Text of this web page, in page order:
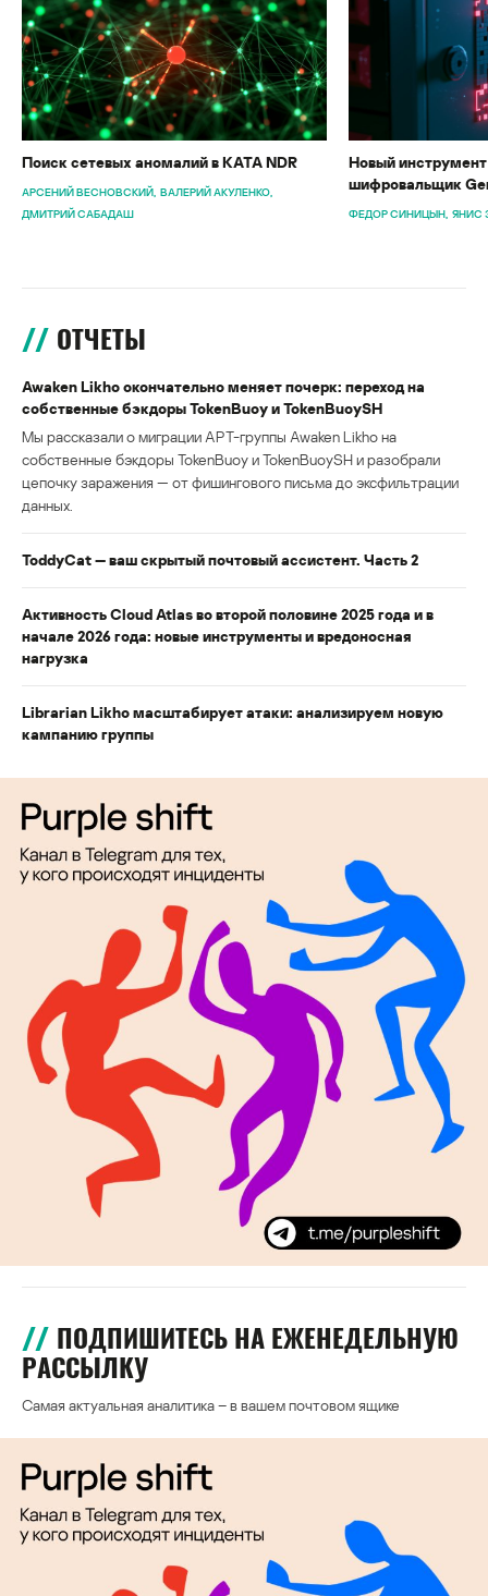
Поиск сетевых аномалий в KATA NDR
АРСЕНИЙ ВЕСНОВСКИЙ ВАЛЕРИЙ АКУЛЕНКО
ДМИТРИЙ САБАДАШ
Новый
шифровальщик
ФЕДОР СИНИЦЫН ЯНИС
ОТЧЕТЫ
Awaken Likho окончательно меняет почерк: переход на
собственные бэкдоры TokenBuoy и TokenBuoySH
Мы рассказали о миграции APT-группы Awaken Likho на
собственные бэкдоры TokenBuoy и TokenBuoySH и разобрали
цепочку заражения — от фишингового письма до эксфильтрации
данных.
ToddyCat — ваш скрытый почтовый ассистент. Часть 2
Активность Cloud Atlas во второй половине 2025 года и в
начале 2026 года: новые инструменты и вредоносная
нагрузка
Librarian Likho масштабирует атаки: анализируем новую
кампанию группы
ПОДПИШИТЕСЬ НА ЕЖЕНЕДЕЛЬНУЮ
РАССЫЛКУ
Самая актуальная аналитика – в вашем почтовом ящике